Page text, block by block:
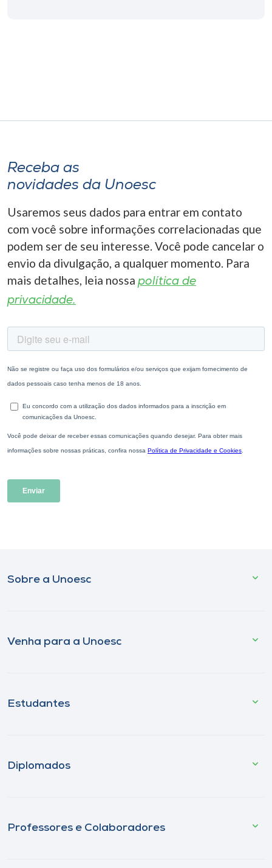
Receba as
novidades da Unoesc
Usaremos seus dados para entrar em contato
com você sobre informações correlacionadas que
podem ser de seu interesse. Você pode cancelar o
envio da divulgação, a qualquer momento. Para
mais detalhes, leia nossa política de
privacidade.
Sobre a Unoesc
Venha para a Unoesc
Estudantes
Diplomados
Professores e Colaboradores